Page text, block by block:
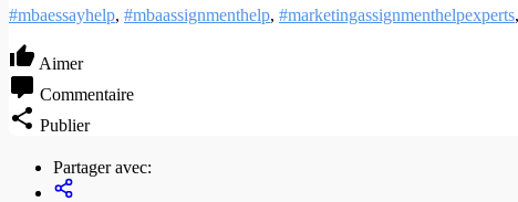
Connexion
Créer un compte
#mbaessayhelp, #mbaassignmenthelp, #marketingassignmenthelpexperts,
Aimer
Commentaire
Publier
Partager avec: